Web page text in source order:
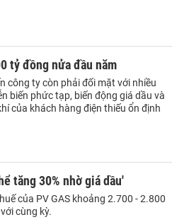
tỷ đồng nửa đầu năm
công ty còn phải đối mặt với nhiều
biến phức tạp, biến động giá dầu và
của khách hàng điện thiếu ổn định
tăng 30% nhờ giá dầu'
của PV GAS khoảng 2.700 - 2.800
cùng kỳ.